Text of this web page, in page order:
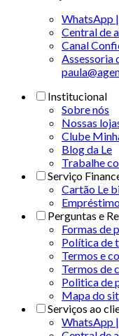
WhatsApp
Central de
Canal
Assessoria
Institucional
Sobre nós
Nossas
Clube
Blog da Le
Trabalhe
Serviço
Cartão Le
Perguntas e
Formas de
Política de
Termos e
Termos de
Politica de
Mapa do
Serviços ao
WhatsApp